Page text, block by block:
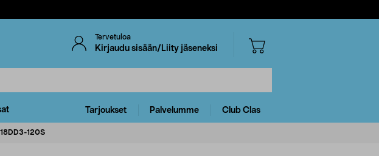
Tervetuloa
Kirjaudu sisään/Liity jäseneksi
Tarjoukset Palvelumme Club Clas
120S